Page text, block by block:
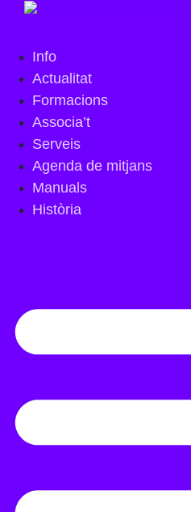
Info
Actualitat
Formacions
Associa’t
Serveis
Agenda de mitjans
Manuals
Història